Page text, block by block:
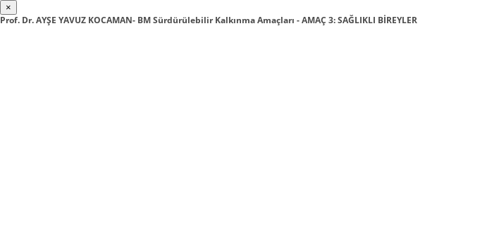
×
Prof. Dr. AYŞE YAVUZ KOCAMAN- BM Sürdürülebilir Kalkınma Amaçları - AMAÇ 3: SAĞLIKLI BİREYLER